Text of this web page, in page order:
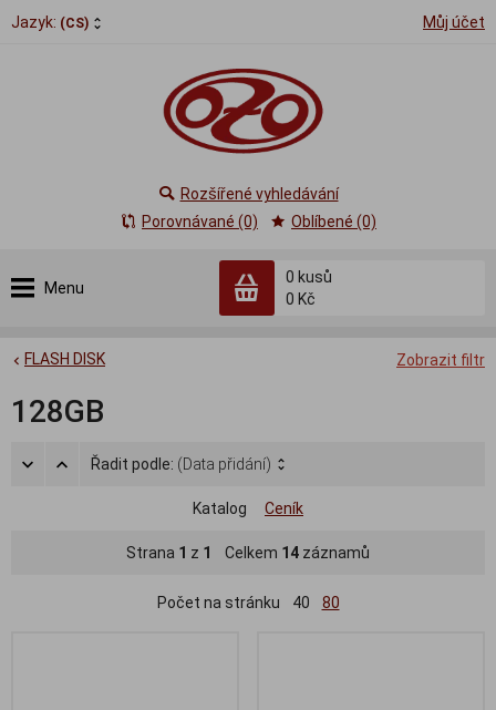
Jazyk: (CS) Můj účet
Menu
0 kusů
0 Kč
Rozšířené vyhledávání
Porovnávané (0)
Oblíbené (0)
Zobrazit filtr
FLASH DISK
128GB
Řadit podle: (Data přidání)
Katalog Ceník
Strana 1 z 1 Celkem 14 záznamů
Počet na stránku 40 80